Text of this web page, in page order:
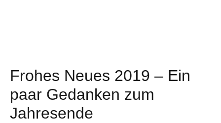
Frohes Neues 2019 – Ein
paar Gedanken zum
Jahresende